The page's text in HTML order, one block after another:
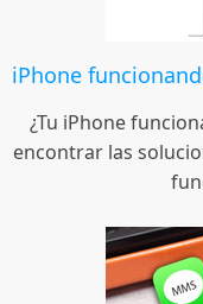
iPhone
¿Tu iPhone
encontrar las